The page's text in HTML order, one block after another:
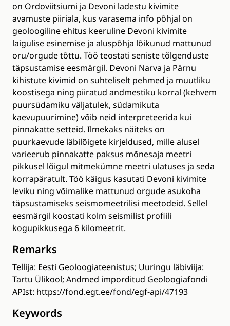
on Ordoviitsiumi ja Devoni ladestu kivimite
avamuste piiriala, kus varasema info põhjal on
geoloogiline ehitus keeruline Devoni kivimite
laigulise esinemise ja aluspõhja lõikunud mattunud
oru/orgude tõttu. Töö teostati seniste tõlgenduste
täpsustamise eesmärgil. Devoni Narva ja Pärnu
kihistute kivimid on suhteliselt pehmed ja muutliku
koostisega ning piiratud andmestiku korral (kehvem
puursüdamiku väljatulek, südamikuta
kaevupuurimine) võib neid interpreteerida kui
pinnakatte setteid. Ilmekaks näiteks on
puurkaevude läbilõigete kirjeldused, mille alusel
varieerub pinnakatte paksus mõnesaja meetri
pikkusel lõigul mitmekümne meetri ulatuses ja seda
korrapäratult. Töö käigus kasutati Devoni kivimite
leviku ning võimalike mattunud orgude asukoha
täpsustamiseks seismomeetrilisi meetodeid. Sellel
eesmärgil koostati kolm seismilist profiili
kogupikkusega 6 kilomeetrit.
Remarks
Tellija: Eesti Geoloogiateenistus; Uuringu läbiviija:
Tartu Ülikool; Andmed imporditud Geoloogiafondi
APIst: https://fond.egt.ee/fond/egf-api/47193
Keywords